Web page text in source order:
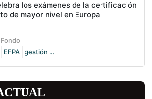
los exámenes de la certificación
de mayor nivel en Europa
EFPA gestión ...